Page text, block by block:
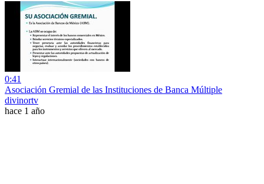
0:41
Asociación Gremial de las Instituciones de Banca Múltiple
divinortv
hace 1 año